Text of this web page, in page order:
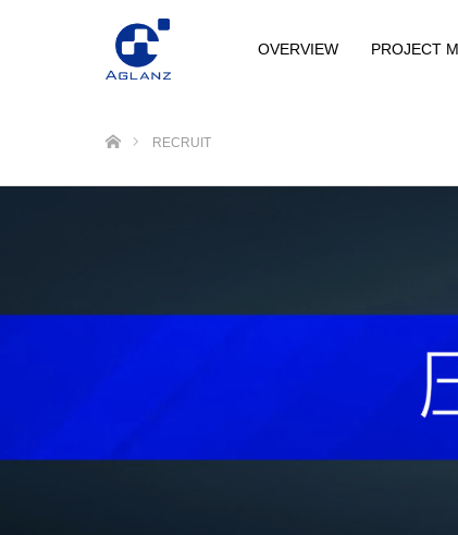
OVERVIEW PROJECT
RECRUIT